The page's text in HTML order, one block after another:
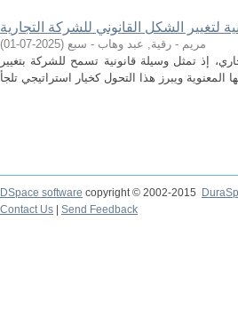
لتغيير الشكل القانوني للشركة التجارية
مريم - رقية, عبد وهاب - سبع (
2025-07-01
)
إذ تمثل وسيلة قانونية تسمح للشركة بتغيير
DSpace software copyright © 2002-2015
Contact Us
Send Feedback